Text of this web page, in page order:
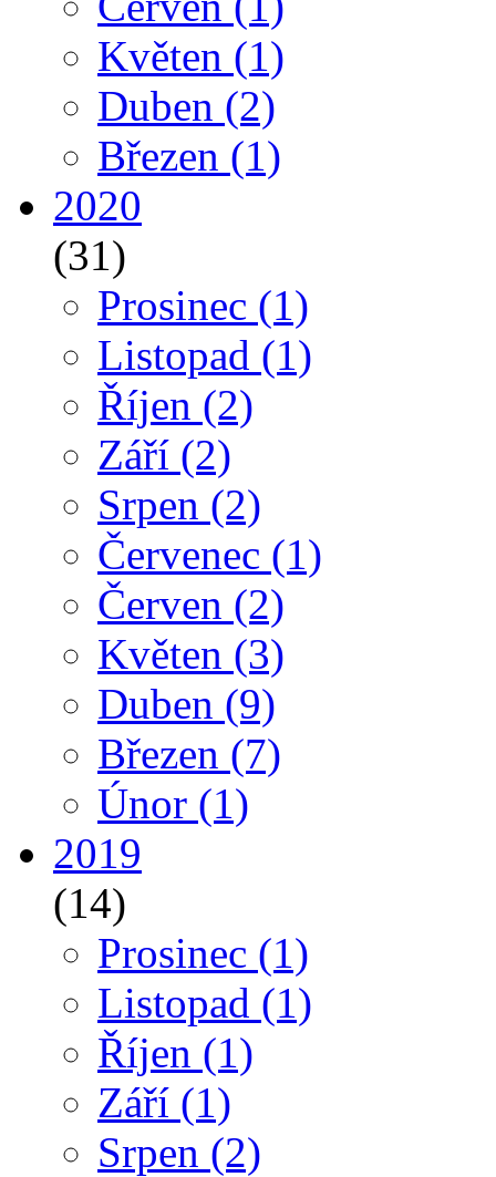
Květen (1)
Duben (2)
Březen (1)
2020
(31)
Prosinec (1)
Listopad (1)
Říjen (2)
Září (2)
Srpen (2)
Červenec (1)
Červen (2)
Květen (3)
Duben (9)
Březen (7)
Únor (1)
2019
(14)
Prosinec (1)
Listopad (1)
Říjen (1)
Září (1)
Srpen (2)